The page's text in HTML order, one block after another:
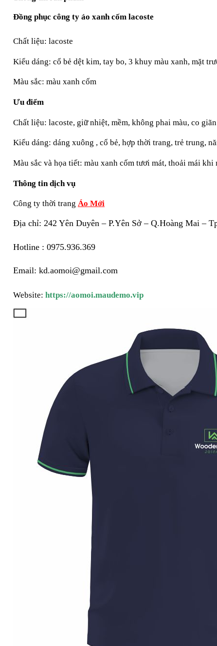
Đồng phục công ty áo xanh cốm lacoste
Chất liệu: lacoste
Kiểu dáng: cổ bẻ dệt kim, tay bo, 3 khuy màu xanh, mặt
Màu sắc: màu xanh cốm
Ưu điểm
Chất liệu: lacoste, giữ nhiệt, mềm, không phai màu, co
Kiểu dáng: dáng xuông , cổ bẻ, hợp thời trang, trẻ trung,
Màu sắc và họa tiết: màu xanh cốm tươi mát, thoải mái
Thông tin dịch vụ
Công ty thời trang Áo Mới
Địa chỉ: 242 Yên Duyên – P.Yên Sở – Q.Hoàng Mai –
Hotline : 0975.936.369
Email: kd.aomoi@gmail.com
Website: https://aomoi.maudemo.vip